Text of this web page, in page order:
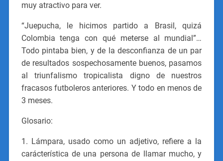
muy atractivo para ver.
“Juepucha, le hicimos partido a Brasil, quizá
Colombia tenga con qué meterse al mundial”…
Todo pintaba bien, y de la desconfianza de un par
de resultados sospechosamente buenos, pasamos
al triunfalismo tropicalista digno de nuestros
fracasos futboleros anteriores. Y todo en menos de
3 meses.
Glosario:
1. Lámpara, usado como un adjetivo, refiere a la
carácterística de una persona de llamar mucho, y